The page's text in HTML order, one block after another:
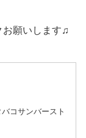
お願いします♫
コサンバースト